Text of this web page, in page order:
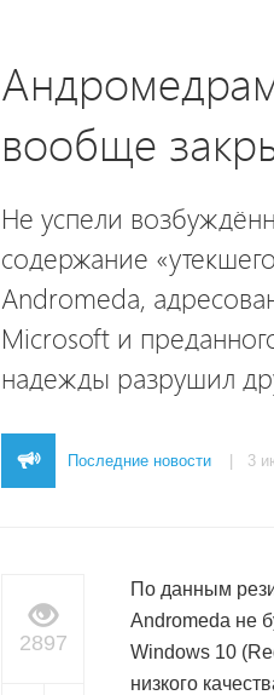
вообще
Не успели
содержание
Andromeda,
Microsoft и
надежды разрушил
Последние новости | 3
2897
По данным
Andromeda не
Windows 10
низкого